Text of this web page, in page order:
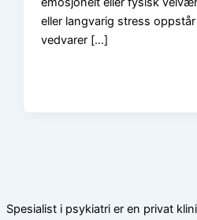
eller langvarig stress
vedvarer […]
Spesialist i psykiatri er en privat